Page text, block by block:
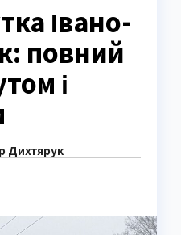
Івано-
повний
і
Дихтярук